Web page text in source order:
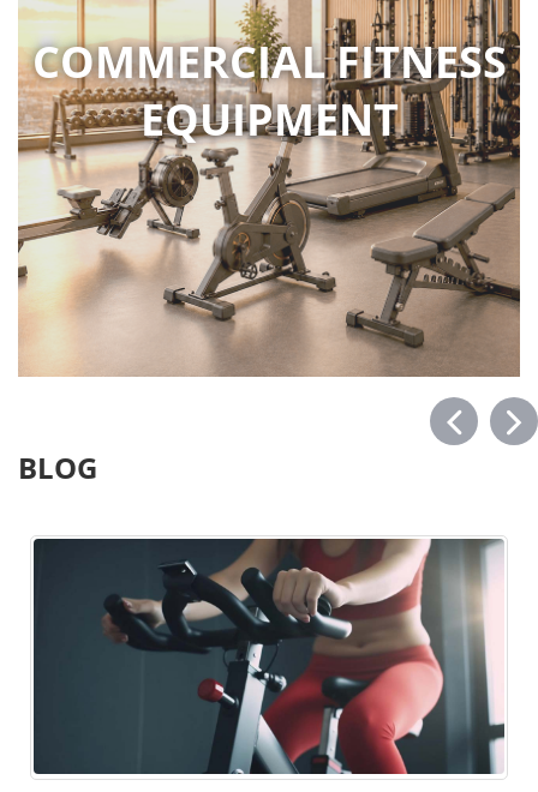
COMMERCIAL FITNESS
EQUIPMENT
BLOG